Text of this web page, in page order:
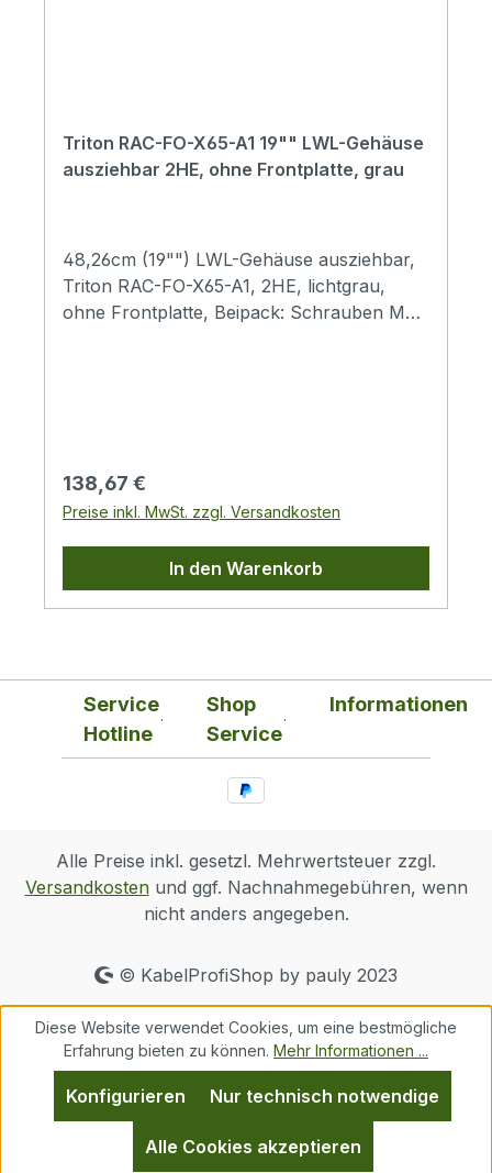
Triton RAC-FO-X65-A1 19"" LWL-Gehäuse
ausziehbar 2HE, ohne Frontplatte, grau
48,26cm (19"") LWL-Gehäuse ausziehbar,
Triton RAC-FO-X65-A1, 2HE, lichtgrau,
ohne Frontplatte, Beipack: Schrauben M6
Regulärer Preis:
138,67 €
Preise inkl. MwSt. zzgl. Versandkosten
In den Warenkorb
Service
Hotline
Shop
Service
Informationen
Alle Preise inkl. gesetzl. Mehrwertsteuer zzgl.
Versandkostenund ggf. Nachnahmegebühren, wenn
nicht anders angegeben.
© KabelProfiShop by pauly 2023
Diese Website verwendet Cookies, um eine bestmögliche
Erfahrung bieten zu können. Mehr Informationen ...
Nur technisch notwendige
Konfigurieren
Alle Cookies akzeptieren